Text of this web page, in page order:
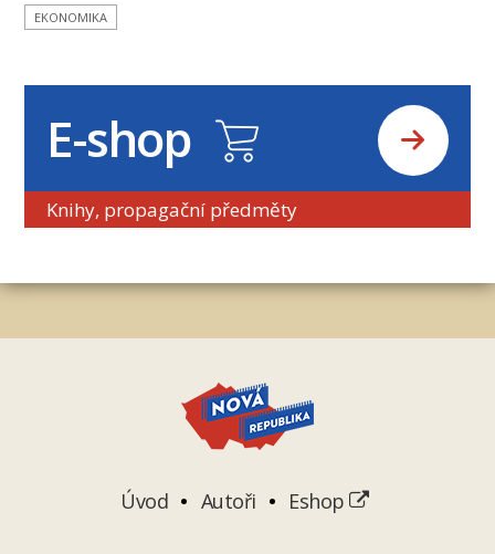
EKONOMIKA
E-shop
Knihy, propagační předměty
Úvod Autoři Eshop